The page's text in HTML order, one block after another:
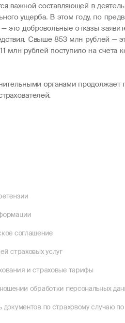
важной составляющей в
ущерба. В этом году, по
добровольные отказы
Свыше 853 млн рублей —
млн рублей поступило на счета
органами продолжает
соглашение
страховых услуг
и страховые тарифы
обработки персональных
документов по страховому случаю по